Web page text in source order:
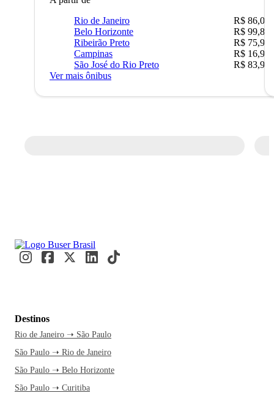
Rio de Janeiro
R$ 86,00
Belo Horizonte
R$ 99,89
Ribeirão Preto
R$ 75,90
Campinas
R$ 16,90
São José do Rio Preto
R$ 83,90
Ver mais ônibus
Destinos
Rio de Janeiro ➝ São Paulo
São Paulo ➝ Rio de Janeiro
São Paulo ➝ Belo Horizonte
São Paulo ➝ Curitiba